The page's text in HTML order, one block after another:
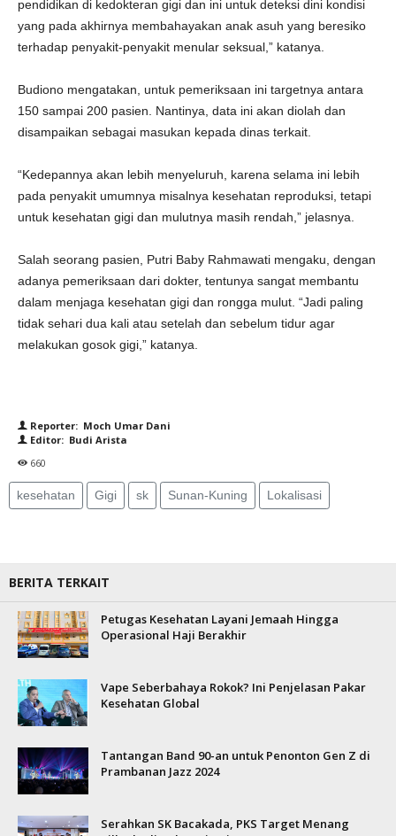
pendidikan di kedokteran gigi dan ini untuk deteksi dini kondisi
yang pada akhirnya membahayakan anak asuh yang beresiko
terhadap penyakit-penyakit menular seksual,” katanya.
Budiono mengatakan, untuk pemeriksaan ini targetnya antara
150 sampai 200 pasien. Nantinya, data ini akan diolah dan
disampaikan sebagai masukan kepada dinas terkait.
“Kedepannya akan lebih menyeluruh, karena selama ini lebih
pada penyakit umumnya misalnya kesehatan reproduksi, tetapi
untuk kesehatan gigi dan mulutnya masih rendah,” jelasnya.
Salah seorang pasien, Putri Baby Rahmawati mengaku, dengan
adanya pemeriksaan dari dokter, tentunya sangat membantu
dalam menjaga kesehatan gigi dan rongga mulut. “Jadi paling
tidak sehari dua kali atau setelah dan sebelum tidur agar
melakukan gosok gigi,” katanya.
Reporter: Moch Umar Dani
Editor: Budi Arista
660
kesehatan Gigi sk Sunan-Kuning Lokalisasi
BERITA TERKAIT
Petugas Kesehatan Layani Jemaah Hingga
Operasional Haji Berakhir
Vape Seberbahaya Rokok? Ini Penjelasan Pakar
Kesehatan Global
Tantangan Band 90-an untuk Penonton Gen Z di
Prambanan Jazz 2024
Serahkan SK Bacakada, PKS Target Menang